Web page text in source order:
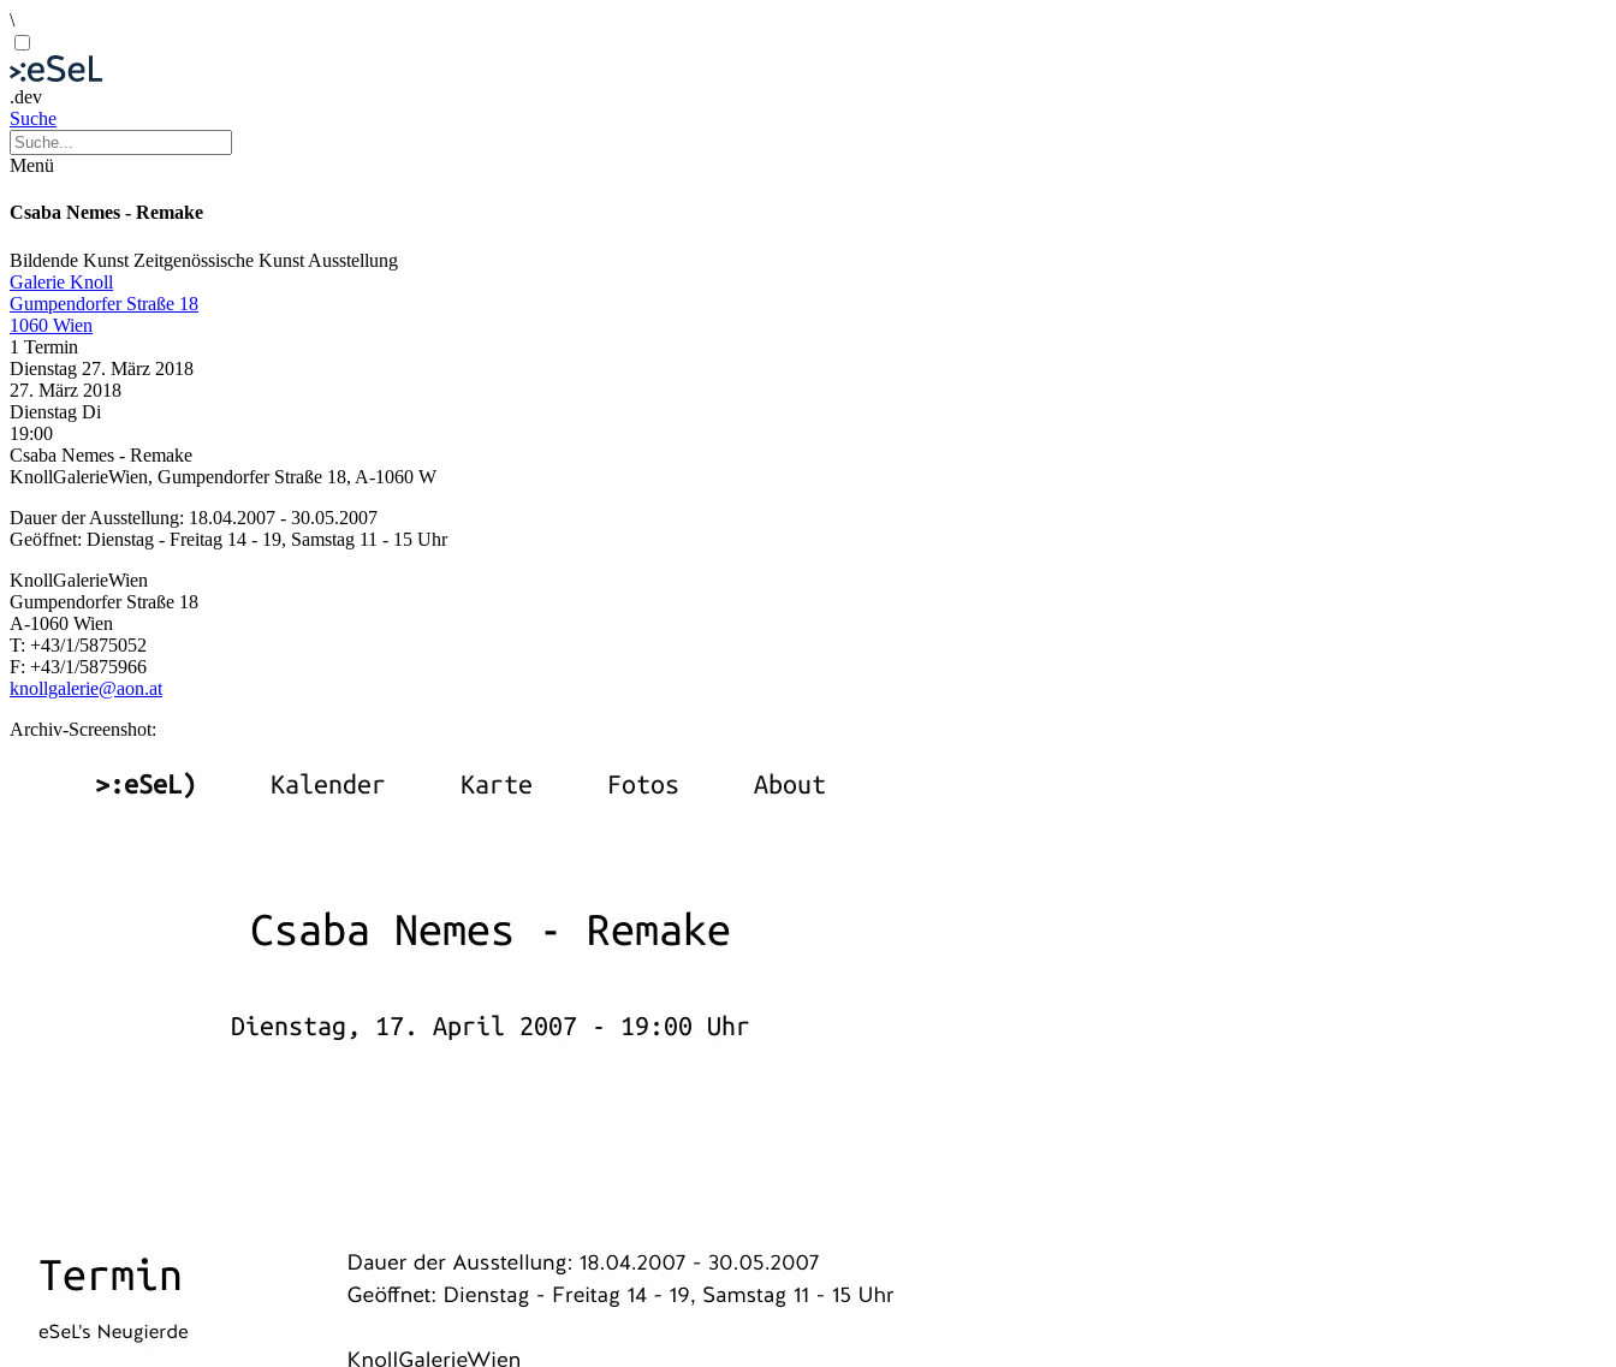
\
.dev
Suche
Menü
Csaba Nemes - Remake
Bildende Kunst Zeitgenössische Kunst Ausstellung
Galerie Knoll
Gumpendorfer Straße 18
1060 Wien
1 Termin
Dienstag 27. März 2018
27. März 2018
Dienstag Di
19:00
Csaba Nemes - Remake
KnollGalerieWien, Gumpendorfer Straße 18, A-1060 W
Dauer der Ausstellung: 18.04.2007 - 30.05.2007
Geöffnet: Dienstag - Freitag 14 - 19, Samstag 11 - 15 Uhr
KnollGalerieWien
Gumpendorfer Straße 18
A-1060 Wien
T: +43/1/5875052
F: +43/1/5875966
knollgalerie@aon.at
Archiv-Screenshot: